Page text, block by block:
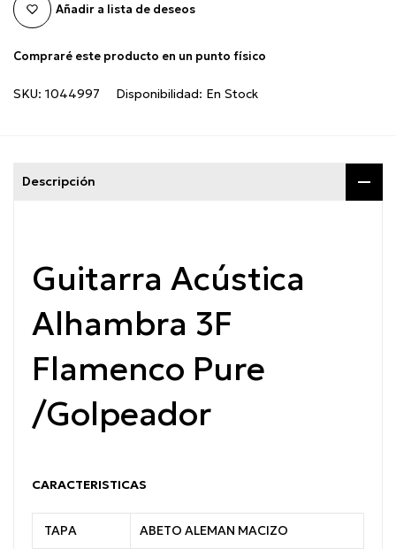
Añadir a lista de deseos
Compraré este producto en un punto físico
SKU: 1044997 Disponibilidad: En Stock
Descripción
Guitarra Acústica
Alhambra 3F
Flamenco Pure
/Golpeador
CARACTERISTICAS
TAPA ABETO ALEMAN MACIZO